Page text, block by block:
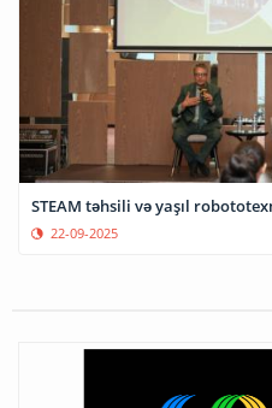
STEAM təhsili və yaşıl
22-09-2025